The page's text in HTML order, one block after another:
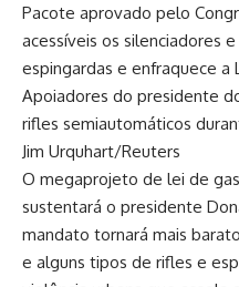
Pacote aprovado pelo
acessíveis os silenciadores
espingardas e enfraquece a
Apoiadores do presidente
rifles semiautomáticos
Jim Urquhart/Reuters
O megaprojeto de lei de
sustentará o presidente
mandato tornará mais
e alguns tipos de rifles e